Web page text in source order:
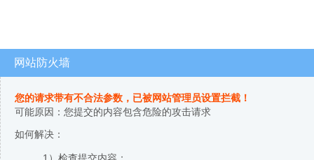
网站防火墙
您的请求带有不合法参数，已被网站管理员设置拦截！
可能原因：您提交的内容包含危险的攻击请求
如何解决：